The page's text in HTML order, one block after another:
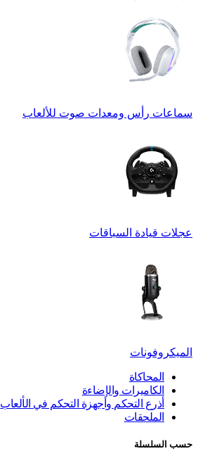
سماعات رأس ومعدات صوت للألعاب
عجلات قيادة السباقات
الميكروفونات
المحاكاة
الكاميرات والإضاءة
أذرع التحكم وأجهزة التحكم في الألعاب
الملحقات
حسب السلسلة